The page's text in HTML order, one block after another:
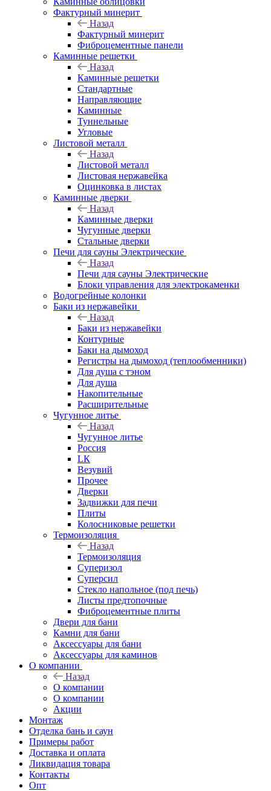
Фактурный минерит
Назад
Фактурный минерит
Фиброцементные панели
Каминные решетки
Назад
Каминные решетки
Стандартные
Направляющие
Каминные
Туннельные
Угловые
Листовой металл
Назад
Листовой металл
Листовая нержавейка
Оцинковка в листах
Каминные дверки
Назад
Каминные дверки
Чугунные дверки
Стальные дверки
Печи для сауны Электрические
Назад
Печи для сауны Электрические
Блоки управления для электрокаменки
Водогрейные колонки
Баки из нержавейки
Назад
Баки из нержавейки
Контурные
Баки на дымоход
Регистры на дымоход (теплообменники)
Для душа с тэном
Для душа
Накопительные
Расширительные
Чугунное литье
Назад
Чугунное литье
Россия
LК
Везувий
Прочее
Дверки
Задвижки для печи
Плиты
Колосниковые решетки
Термоизоляция
Назад
Термоизоляция
Суперизол
Суперсил
Стекло напольное (под печь)
Листы предтопочные
Фиброцементные плиты
Двери для бани
Камни для бани
Аксессуары для бани
Аксессуары для каминов
О компании
Назад
О компании
О компании
Акции
Монтаж
Отделка бань и саун
Примеры работ
Доставка и оплата
Ликвидация товара
Контакты
Опт